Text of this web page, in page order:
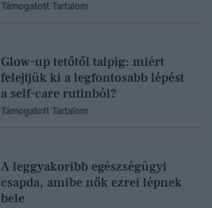
Támogatott Tartalom
Glow-up tetőtől talpig: miért
felejtjük ki a legfontosabb lépést
a self-care rutinból?
Támogatott Tartalom
A leggyakoribb egészségügyi
csapda, amibe nők ezrei lépnek
bele